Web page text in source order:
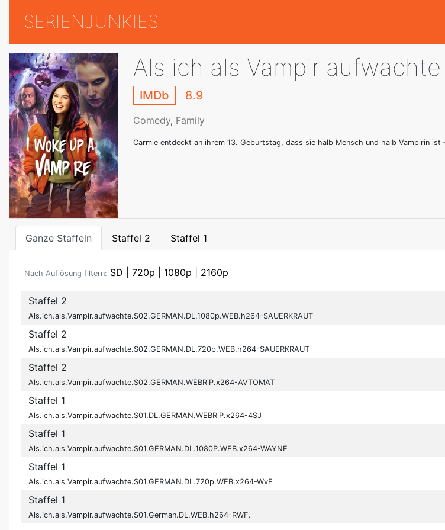
SERIENJUNKIES
Als ich als Vampir aufwachte
IMDb 8.9
Comedy, Family
Carmie entdeckt an ihrem 13. Geburtstag, dass sie halb Mensch und halb Vampirin
Ganze Staffeln Staffel 2 Staffel 1
Nach Auflösung filtern: SD 720p 1080p 2160p
Staffel 2
Als.ich.als.Vampir.aufwachte.S02.GERMAN.DL.1080p.WEB.h264-SAUERKRAUT
Staffel 2
Als.ich.als.Vampir.aufwachte.S02.GERMAN.DL.720p.WEB.h264-SAUERKRAUT
Staffel 2
Als.ich.als.Vampir.aufwachte.S02.GERMAN.WEBRiP.x264-AVTOMAT
Staffel 1
Als.ich.als.Vampir.aufwachte.S01.DL.GERMAN.WEBRiP.x264-4SJ
Staffel 1
Als.ich.als.Vampir.aufwachte.S01.GERMAN.DL.1080P.WEB.x264-WAYNE
Staffel 1
Als.ich.als.Vampir.aufwachte.S01.GERMAN.DL.720p.WEB.x264-WvF
Staffel 1
Als.ich.als.Vampir.aufwachte.S01.German.DL.WEB.h264-RWF.